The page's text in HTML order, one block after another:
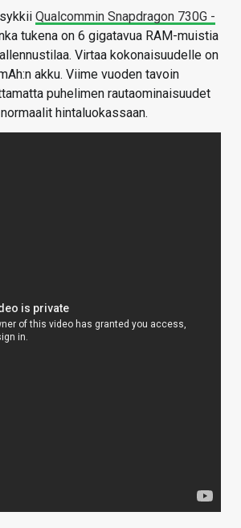
Qualcommin Snapdragon 730G -
tukena on 6 gigatavua RAM-muistia
Virtaa kokonaisuudelle on
akku. Viime vuoden tavoin
puhelimen rautaominaisuudet
hintaluokassaan.